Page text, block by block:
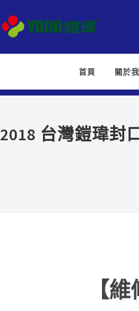
首頁 關於
2018 台灣鎧瑋封
【